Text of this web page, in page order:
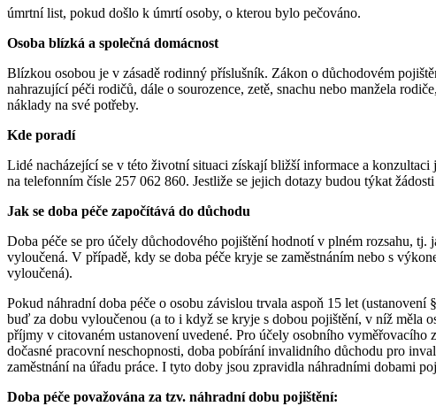
úmrtní list, pokud došlo k úmrtí osoby, o kterou bylo pečováno.
Osoba blízká a společná domácnost
Blízkou osobou je v zásadě rodinný příslušník. Zákon o důchodovém
nahrazující péči rodičů, dále o sourozence, zetě, snachu nebo manžela
náklady na své potřeby.
Kde poradí
Lidé nacházející se v této životní situaci získají bližší informace a
na telefonním čísle 257 062 860. Jestliže se jejich dotazy budou týkat
Jak se doba péče započítává do důchodu
Doba péče se pro účely důchodového pojištění hodnotí v plném rozsahu,
vyloučená. V případě, kdy se doba péče kryje se zaměstnáním nebo s
vyloučená).
Pokud náhradní doba péče o osobu závislou trvala aspoň 15 let
buď za dobu vyloučenou (a to i když se kryje s dobou pojištění, v níž měla
příjmy v citovaném ustanovení uvedené. Pro účely osobního
dočasné pracovní neschopnosti, doba pobírání invalidního důchodu pro
zaměstnání na úřadu práce. I tyto doby jsou zpravidla náhradními dobami
Doba péče považována za tzv. náhradní dobu pojištění: